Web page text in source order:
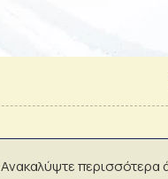
Ανακαλύψτε περισσότερα